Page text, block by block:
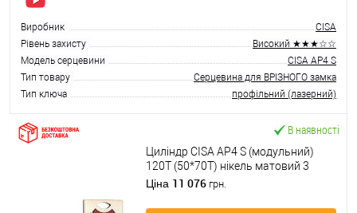
Виробник
CISA
Рівень захисту
Високий ★★★☆☆
Модель серцевини
CISA AP4 S
Тип товару
Серцевина для ВРІЗНОГО замка
Тип ключа
профільний (лазерний)
В наявності
Циліндр CISA AP4 S (модульний)
120T (50*70T) нікель матовий 3
ключі
Ціна 11 076 грн.